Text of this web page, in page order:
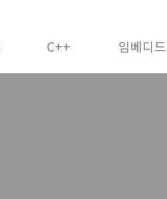
C++ 임베디드